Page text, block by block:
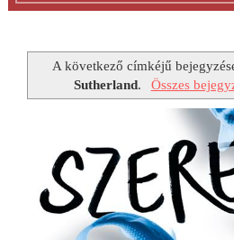
A következő címkéjű
Sutherland. Összes